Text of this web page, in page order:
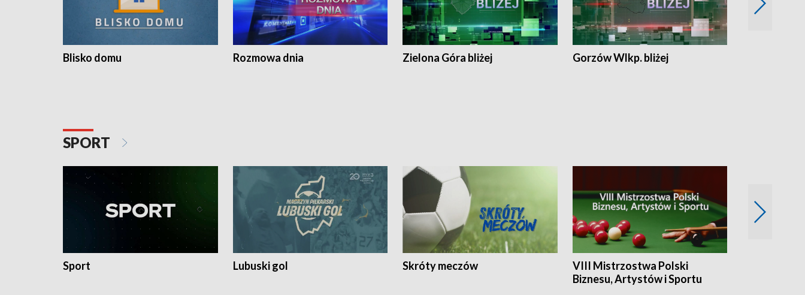
Blisko domu Rozmowa dnia Zielona Góra bliżej Gorzów Wlkp. bliżej
SPORT
Sport Lubuski gol Skróty meczów
VIII Mistrzostwa Polski
Biznesu, Artystów i Sportu